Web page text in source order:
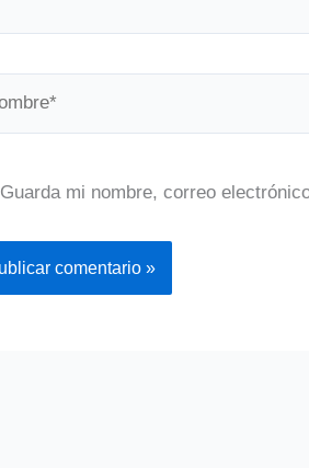
Guarda mi nombre, correo